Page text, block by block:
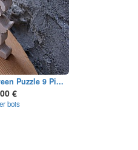
Puzzle 9 Pi...
€
bois